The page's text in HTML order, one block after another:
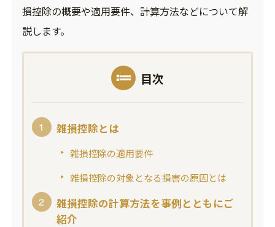
損控除の概要や適用要件、計算方法などについて解
説します。
目次
雑損控除とは
雑損控除の適用要件
雑損控除の対象となる損害の原因とは
雑損控除の計算方法を事例とともにご
紹介